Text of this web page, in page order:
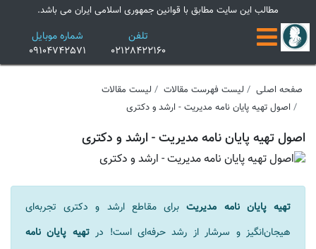
مطالب این سایت مطابق با قوانین جمهوری اسلامی ایران می باشد.
شماره موبایل
09104742571
تلفن
02128422160
×
صفحه اصلی لیست فهرست مقالات
لیست مقالات
اصول تهیه پایان نامه مدیریت - ارشد و دکتری
اصول تهیه پایان نامه مدیریت - ارشد و دکتری
تهیه پایان نامه مدیریتبرای مقاطع ارشد و دکتری تجربه‌ای
هیجان‌انگیز و سرشار از رشد حرفه‌ای است! درتهیه پایان نامه